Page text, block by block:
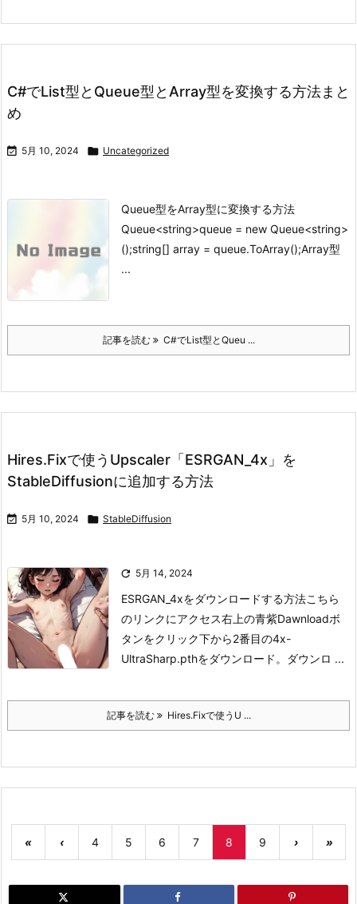
C#でList型とQueue型とArray型を変換する方法まと
め
 5月 10, 2024  Uncategorized
Queue型をArray型に変換する方法
Queue<string>queue = new Queue<string>
();string[] array = queue.ToArray();Array型
...
記事を読む C#でList型とQueu ...
Hires.Fixで使うUpscaler「ESRGAN_4x」を
StableDiffusionに追加する方法
 5月 10, 2024  StableDiffusion
 5月 14, 2024
ESRGAN_4xをダウンロードする方法こちら
のリンクにアクセス右上の青紫Dawnloadボ
タンをクリック下から2番目の4x-
UltraSharp.pthをダウンロード。
ダウンロ ...
記事を読む Hires.Fixで使うU ...
« ‹ 4 5 6 7 8 9 › »